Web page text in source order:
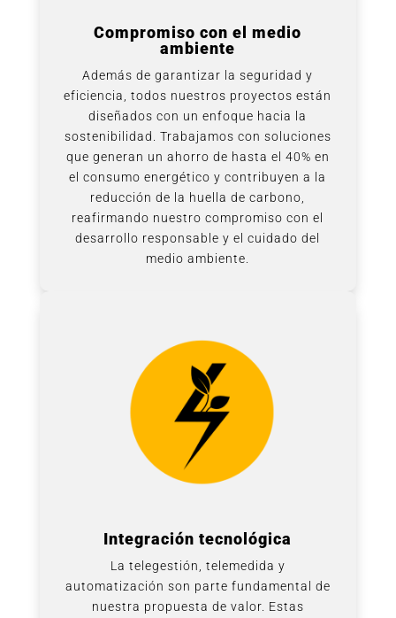
Compromiso con el medio
ambiente
Además de garantizar la seguridad y
eficiencia, todos nuestros proyectos están
diseñados con un enfoque hacia la
sostenibilidad. Trabajamos con soluciones
que generan un ahorro de hasta el 40% en
el consumo energético y contribuyen a la
reducción de la huella de carbono,
reafirmando nuestro compromiso con el
desarrollo responsable y el cuidado del
medio ambiente.
Integración tecnológica
La telegestión, telemedida y
automatización son parte fundamental de
nuestra propuesta de valor. Estas